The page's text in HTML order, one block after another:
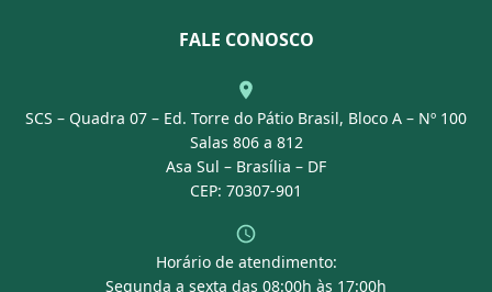
Portal Transparência
FALE CONOSCO
SCS – Quadra 07 – Ed. Torre do Pátio Brasil, Bloco A – Nº 100
Salas 806 a 812
Asa Sul – Brasília – DF
CEP: 70307-901
Horário de atendimento:
Segunda a sexta das 08:00h às 17:00h